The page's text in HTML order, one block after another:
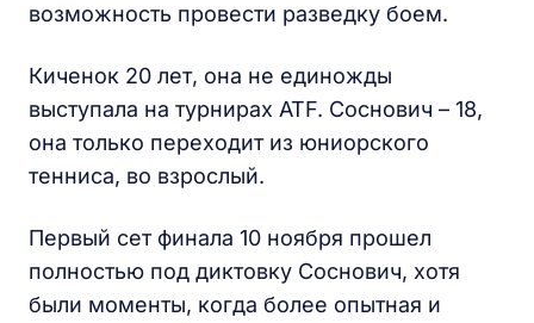
возможность провести разведку боем.
Киченок 20 лет, она не единожды
выступала на турнирах ATF. Соснович – 18,
она только переходит из юниорского
тенниса, во взрослый.
Первый сет финала 10 ноября прошел
полностью под диктовку Соснович, хотя
были моменты, когда более опытная и